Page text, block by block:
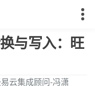
与写入：旺
云集成顾问-冯潇